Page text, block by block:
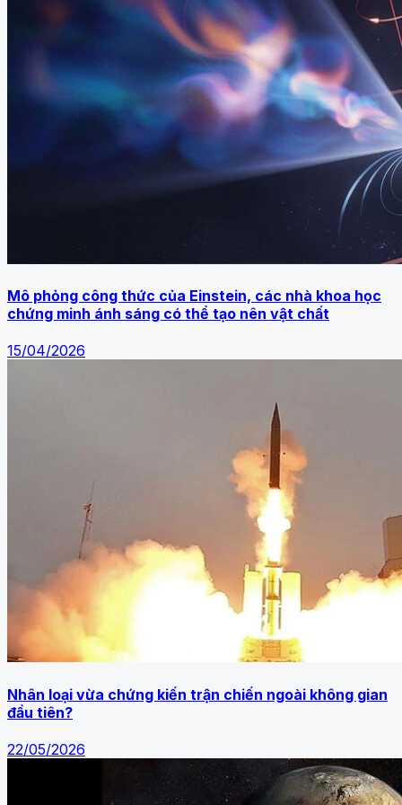
Mô phỏng công thức của Einstein, các nhà khoa học
chứng minh ánh sáng có thể tạo nên vật chất
15/04/2026
Nhân loại vừa chứng kiến trận chiến ngoài không gian
đầu tiên?
22/05/2026